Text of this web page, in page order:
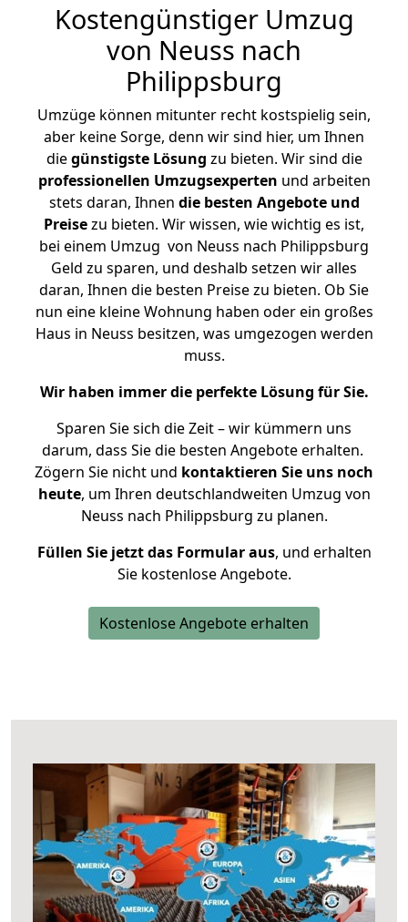
Kostengünstiger Umzug
von Neuss nach
Philippsburg
Umzüge können mitunter recht kostspielig sein,
aber keine Sorge, denn wir sind hier, um Ihnen
diegünstigste Lösung zu bieten. Wir sind die
professionellen Umzugsexperten und arbeiten
stets daran, Ihnen die besten Angebote und
Preisezu bieten. Wir wissen, wie wichtig es ist,
bei einem Umzug von Neuss nach Philippsburg
Geld zu sparen, und deshalb setzen wir alles
daran, Ihnen die besten Preise zu bieten. Ob Sie
nun eine kleine Wohnung haben oder ein großes
Haus in Neuss besitzen, was umgezogen werden
muss.
Wir haben immer die perfekte Lösung für Sie.
Sparen Sie sich die Zeit – wir kümmern uns
darum, dass Sie die besten Angebote erhalten.
Zögern Sie nicht und kontaktieren Sie uns noch
heute, um Ihren deutschlandweiten Umzug von
Neuss nach Philippsburg zu planen.
Füllen Sie jetzt das Formular aus, und erhalten
Sie kostenlose Angebote.
Kostenlose Angebote erhalten